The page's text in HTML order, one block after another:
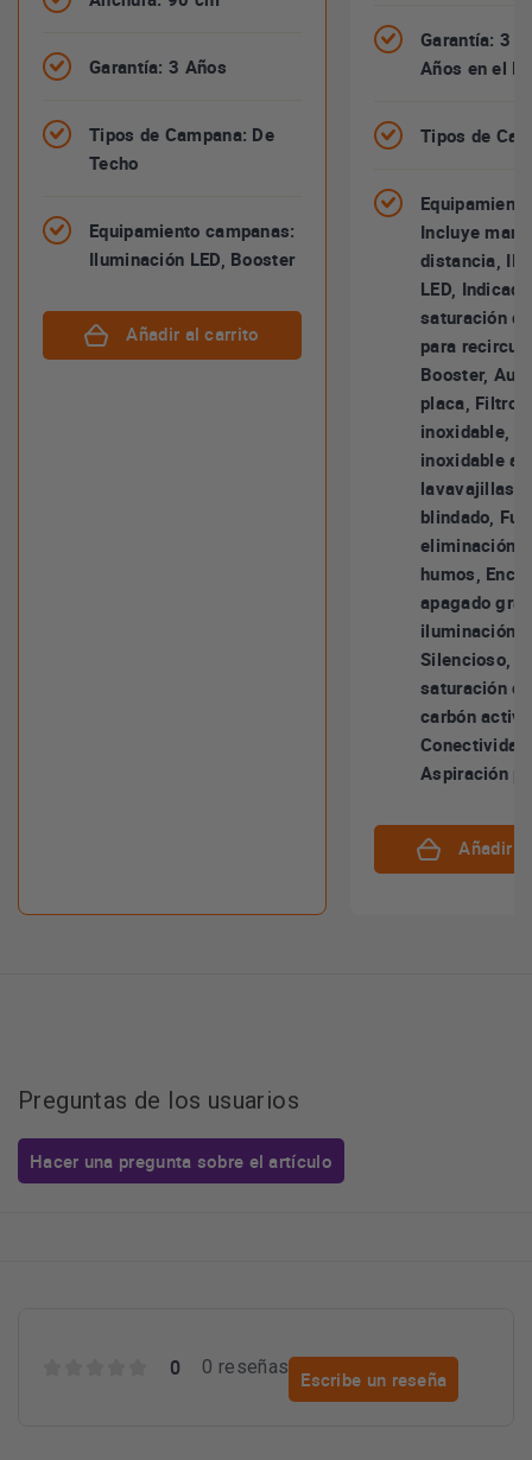
Garantía: 3 Años
Tipos de Campana: De
Techo
Equipamiento campanas:
Iluminación LED, Booster
Añadir al carrito
Garantía: 3
Años en el
Tipos de
Incluye
distancia,
LED,
saturación
para
Booster,
placa, Filtro
inoxidable,
inoxidable
lavavajillas,
blindado,
eliminación
humos,
apagado
iluminación,
Silencioso,
saturación
carbón
Aspiración
Añadir
Preguntas de los usuarios
Hacer una pregunta sobre el artículo
0 0 reseñas
Escribe un reseña